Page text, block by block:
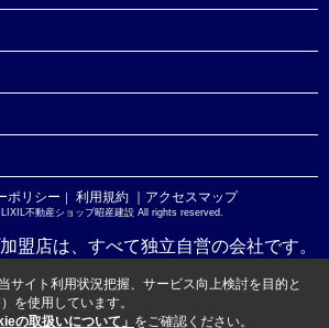
ポリシー ｜ 利用規約 ｜アクセスマップ
不動産ショップ昭産建設 All rights reserved.
盟店は、すべて独立自営の会社です。
サイト利用状況把握、サービス向上検討を目的と
を使用しています。
の取扱いについて」 をご確認ください。